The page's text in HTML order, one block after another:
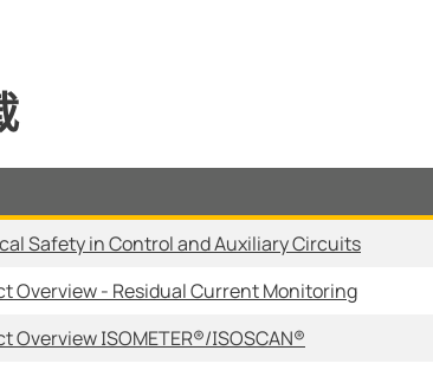
Safety in Control and Auxiliary Circuits
Overview - Residual Current Monitoring
Overview ISOMETER®/ISOSCAN®